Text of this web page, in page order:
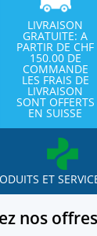
LIVRAISON
GRATUITE: A
PARTIR DE CHF
150.00 DE
COMMANDE
LES FRAIS DE
LIVRAISON
SONT OFFERTS
EN SUISSE
ET
nos